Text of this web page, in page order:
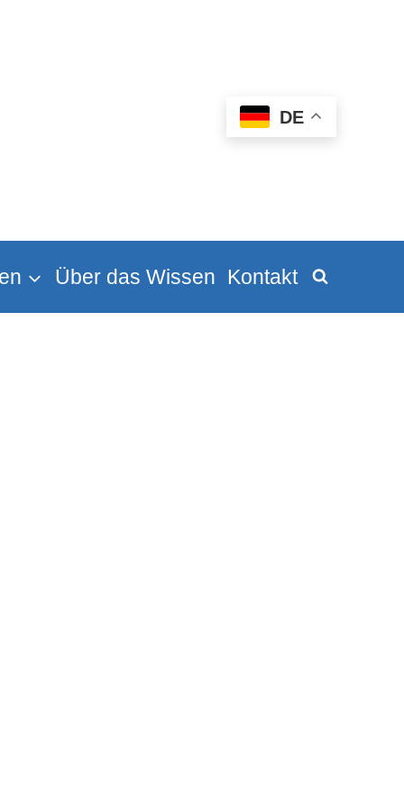
DE
Über das Wissen Kontakt